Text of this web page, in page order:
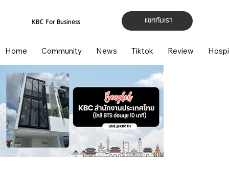
แชทกับเรา
KBC For Business
Home Community News Tiktok Review